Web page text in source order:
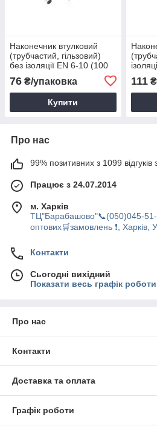
Наконечник втулковий
(трубчастий, гільзовий)
без ізоляції EN 6-10 (100
76 ₴/упаковка
Купити
111
Про нас
99% позитивних з 1099 відгуків
Працює з 24.07.2014
м. Харків
ТЦ"Барабашово"📞(050)045-51-
оптових🛒замовлень ❗, Харків,
Контакти
Сьогодні вихідний
Показати весь графік роботи
Про нас
Контакти
Доставка та оплата
Графік роботи